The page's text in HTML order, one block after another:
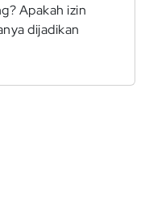
Apakah izin
dijadikan